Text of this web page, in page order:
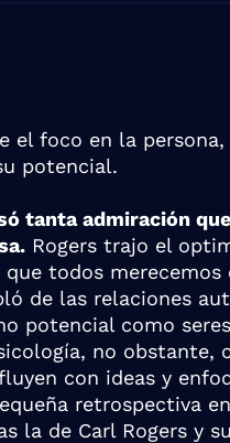
el foco en la
potencial.
tanta admiración
Rogers trajo el
todos merecemos
de las relaciones
potencial como
no obstante,
con ideas y
retrospectiva
la de Carl Rogers y